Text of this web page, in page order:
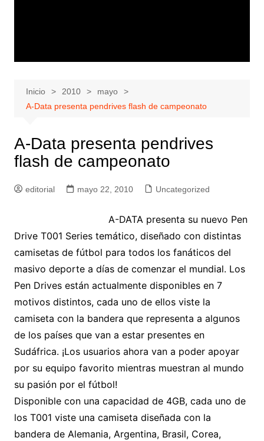
Inicio 2010
mayo
A-Data presenta pendrives flash de campeonato
A-Data presenta pendrives
flash de campeonato
editorial mayo 22, 2010 Uncategorized
A-DATA presenta su nuevo Pen
Drive T001 Series temático, diseñado con distintas
camisetas de fútbol para todos los fanáticos del
masivo deporte a días de comenzar el mundial. Los
Pen Drives están actualmente disponibles en 7
motivos distintos, cada uno de ellos viste la
camiseta con la bandera que representa a algunos
de los países que van a estar presentes en
Sudáfrica. ¡Los usuarios ahora van a poder apoyar
por su equipo favorito mientras muestran al mundo
su pasión por el fútbol!
Disponible con una capacidad de 4GB, cada uno de
los T001 viste una camiseta diseñada con la
bandera de Alemania, Argentina, Brasil, Corea,